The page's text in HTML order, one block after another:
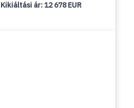
Kikiáltási ár:12 678 EUR